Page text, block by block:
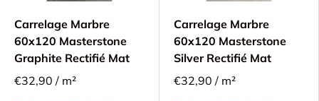
Carrelage Marbre
60x120 Masterstone
Graphite Rectifié Mat
€32,90 / m²
Carrelage Marbre
60x120 Masterstone
Silver Rectifié Mat
€32,90 / m²